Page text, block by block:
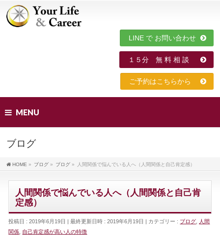
LINE で お問い合わせ
１５分 無 料 相 談
ご予約はこちらから
MENU
ブログ
HOME » ブログ » ブログ » 人間関係で悩んでいる人へ（人間関係と自己肯定感）
人間関係で悩んでいる人へ（人間関係と自己肯
定感）
投稿日 : 2019年6月19日 最終更新日時 : 2019年6月19日 カテゴリー : ブログ
人間
関係 自己肯定感が高い人の特徴